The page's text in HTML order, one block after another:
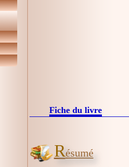
Fiche du livre
Résumé